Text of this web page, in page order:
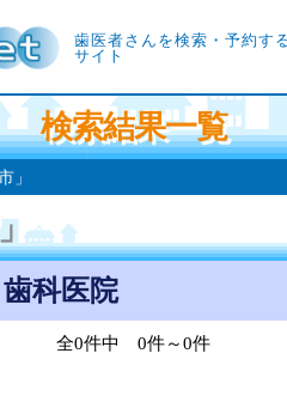
歯医者さんを検索・予約す
サイト
検索結果一覧
」
科医院
全0件中 0件～0件